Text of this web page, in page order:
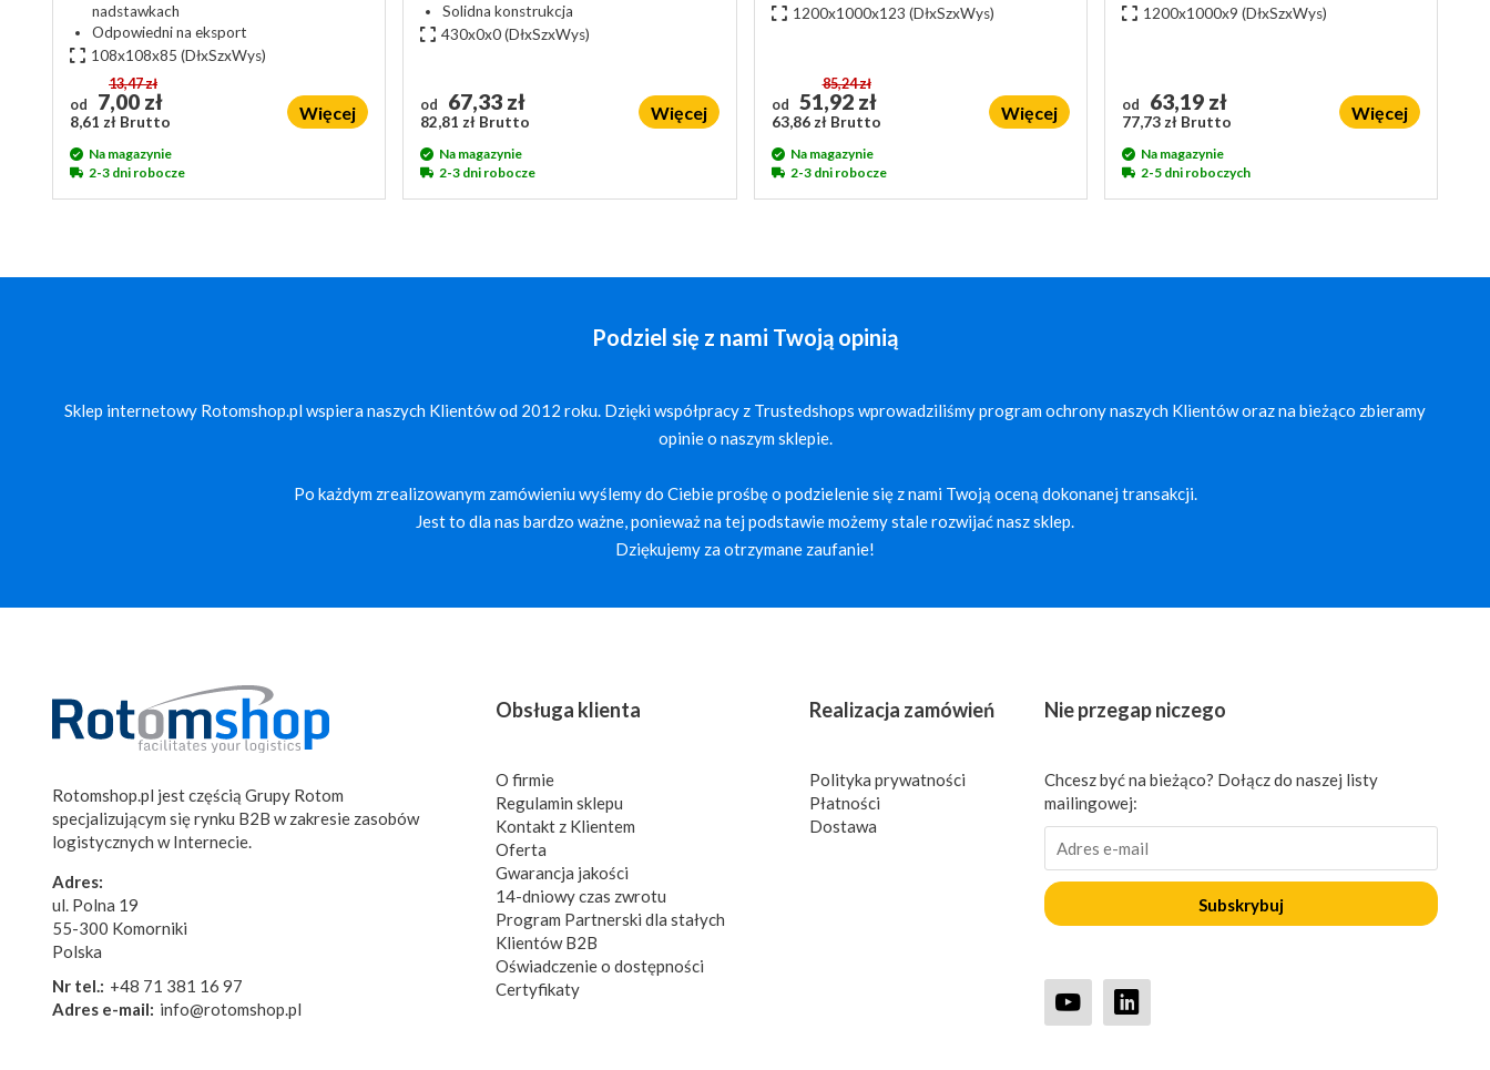
nadstawkach
Odpowiedni na eksport
108x108x85 (DłxSzxWys)
od
13,47 zł
7,00 zł
8,61 zł Brutto Więcej
Na magazynie
2-3 dni robocze
Solidna konstrukcja
430x0x0(DłxSzxWys)
od 67,33 zł
82,81 zł Brutto Więcej
Na magazynie
2-3 dni robocze
1200x1000x123 (DłxSzxWys)
od
85,24 zł
51,92 zł
63,86 zł Brutto Więcej
Na magazynie
2-3 dni robocze
1200x1000x9 (DłxSzxWys)
od 63,19 zł
77,73 zł Brutto Więcej
Na magazynie
2-5 dni roboczych
Podziel się z nami Twoją opinią
Sklep internetowy Rotomshop.pl wspiera naszych Klientów od 2012 roku. Dzięki współpracy z Trustedshops wprowadziliśmy program ochrony naszych Klientów oraz na bieżąco zbieramy
opinie o naszym sklepie.
Po każdym zrealizowanym zamówieniu wyślemy do Ciebie prośbę o podzielenie się z nami Twoją oceną dokonanej transakcji.
Jest to dla nas bardzo ważne, ponieważ na tej podstawie możemy stale rozwijać nasz sklep.
Dziękujemy za otrzymane zaufanie!
Rotomshop.pl jest częścią Grupy Rotom
specjalizującym się rynku B2B w zakresie zasobów
logistycznych w Internecie.
Adres:
ul. Polna 19
55-300 Komorniki
Polska
Nr tel.: +48 71 381 16 97
Adres e-mail: info@rotomshop.pl
Obsługa klienta
O firmie
Regulamin sklepu
Kontakt z Klientem
Oferta
Gwarancja jakości
14-dniowy czas zwrotu
Program Partnerski dla stałych
Klientów B2B
Oświadczenie o dostępności
Certyfikaty
Realizacja zamówień
Polityka prywatności
Płatności
Dostawa
Nie przegap niczego
Chcesz być na bieżąco? Dołącz do naszej listy
mailingowej:
Subskrybuj